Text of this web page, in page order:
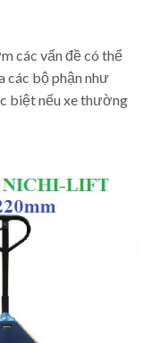
các vấn đề có thể
các bộ phận như
biệt nếu xe thường